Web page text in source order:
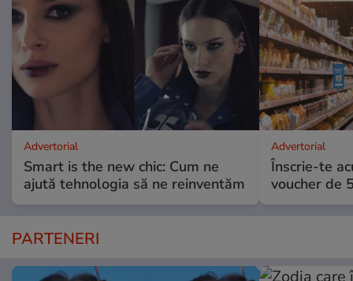
Advertorial
Smart is the new chic: Cum ne
ajută tehnologia să ne reinventăm
Advertorial
Înscrie-te
voucher de
PARTENERI